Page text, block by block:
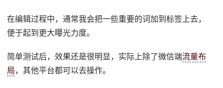
在编辑过程中，通常我会把一些重要的词加到标签上去，
便于起到更大曝光力度。
简单测试后，效果还是很明显，实际上除了微信端流量布
局，其他平台都可以去操作。